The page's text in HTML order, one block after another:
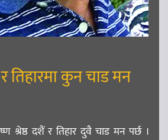
तिहारमा कुन चाड मन
श्रेष्ठ दशैं र तिहार दुवै चाड मन पर्छ ।